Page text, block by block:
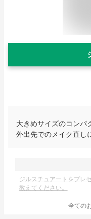
大きめサイズのコンパ
外出先でのメイク直し
ジルスチュアートをプレ
教えてください。
全ての